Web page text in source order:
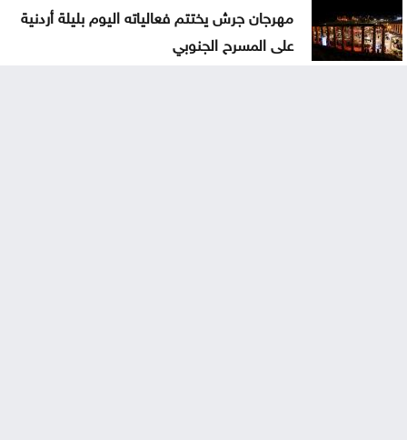
مهرجان جرش يختتم فعالياته اليوم بليلة أردنية
على المسرح الجنوبي